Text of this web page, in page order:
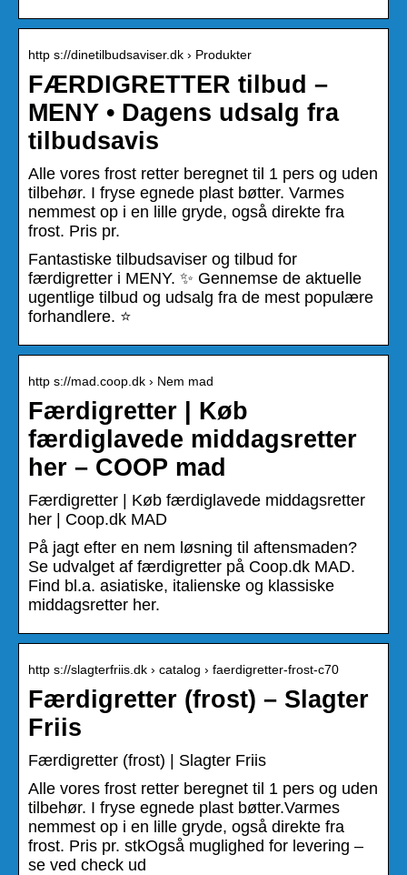
http s://dinetilbudsaviser.dk › Produkter
FÆRDIGRETTER tilbud –
MENY • Dagens udsalg fra
tilbudsavis
Alle vores frost retter beregnet til 1 pers og uden
tilbehør. I fryse egnede plast bøtter. Varmes
nemmest op i en lille gryde, også direkte fra
frost. Pris pr.
Fantastiske tilbudsaviser og tilbud for
færdigretter i MENY. ✨ Gennemse de aktuelle
ugentlige tilbud og udsalg fra de mest populære
forhandlere. ⭐
http s://mad.coop.dk › Nem mad
Færdigretter | Køb
færdiglavede middagsretter
her – COOP mad
Færdigretter | Køb færdiglavede middagsretter
her | Coop.dk MAD
På jagt efter en nem løsning til aftensmaden?
Se udvalget af færdigretter på Coop.dk MAD.
Find bl.a. asiatiske, italienske og klassiske
middagsretter her.
http s://slagterfriis.dk › catalog › faerdigretter-frost-c70
Færdigretter (frost) – Slagter
Friis
Færdigretter (frost) | Slagter Friis
Alle vores frost retter beregnet til 1 pers og uden
tilbehør. I fryse egnede plast bøtter.Varmes
nemmest op i en lille gryde, også direkte fra
frost. Pris pr. stkOgså muglighed for levering –
se ved check ud